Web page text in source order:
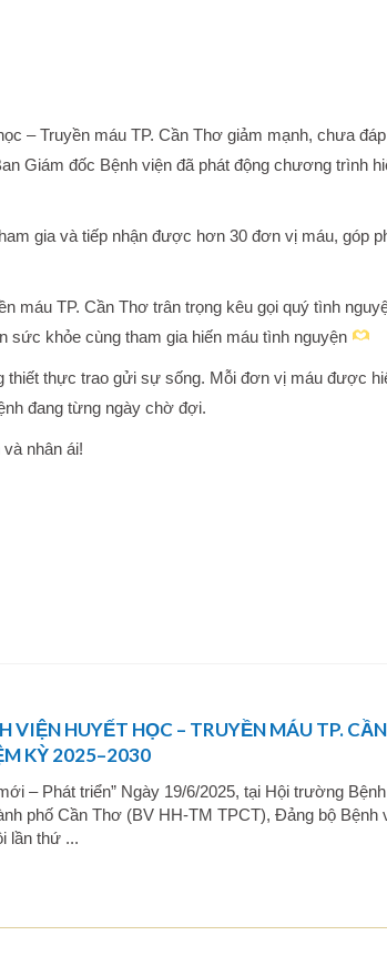
– Truyền máu TP. Cần Thơ giảm mạnh, chưa
Giám đốc Bệnh viện đã phát động chương trình
gia và tiếp nhận được hơn 30 đơn vị máu, góp
máu TP. Cần Thơ trân trọng kêu gọi quý tình
sức khỏe cùng tham gia hiến máu tình nguyện
thiết thực trao gửi sự sống. Mỗi đơn vị máu được
đang từng ngày chờ đợi.
nhân ái!
VIỆN HUYẾT HỌC – TRUYỀN MÁU TP. CẦN
KỲ 2025–2030
– Phát triển” Ngày 19/6/2025, tại Hội trường
phố Cần Thơ (BV HH-TM TPCT), Đảng bộ Bệnh
lần thứ ...